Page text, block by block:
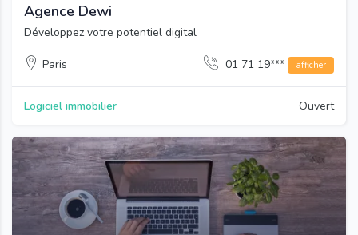
Agence Dewi
Développez votre potentiel digital
Paris 01 71 19*** afficher
Logiciel immobilier Ouvert